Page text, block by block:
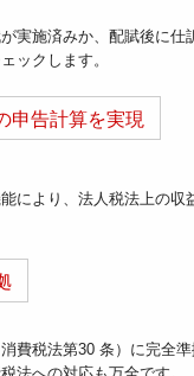
実施済みか、配賦後に仕
ックします。
申告計算を実現
により、法人税法上の収
費税法第30 条）に完全